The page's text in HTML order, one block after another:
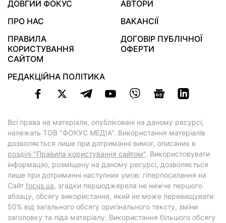
ДОВГИЙ ФОКУС
АВТОРИ
ПРО НАС
ВАКАНСІЇ
ПРАВИЛА
КОРИСТУВАННЯ
САЙТОМ
ДОГОВІР ПУБЛІЧНОЇ
ОФЕРТИ
РЕДАКЦІЙНА ПОЛІТИКА
Всі права на матеріали, опубліковані на даному ресурсі,
належать ТОВ "ФОКУС МЕДІА". Використання матеріалів
дозволяється лише при дотриманні вимог, описаних в
розділі "Правила користування сайтом". Використовувати
інформацію, розміщену на даному ресурсі, дозволяється
лише при дотриманні наступних умов: гіперпосилання на
Cайт focus.ua, згадки першоджерела не нижче першого
абзацу, обсягу використання, який не може перевищувати
50% від загального обсягу оригінального тексту, зміни
заголовку та ліда матеріалу. Використання більшого обсягу